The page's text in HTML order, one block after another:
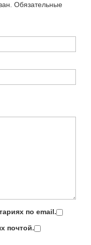
Обязательные
по email.
почтой.